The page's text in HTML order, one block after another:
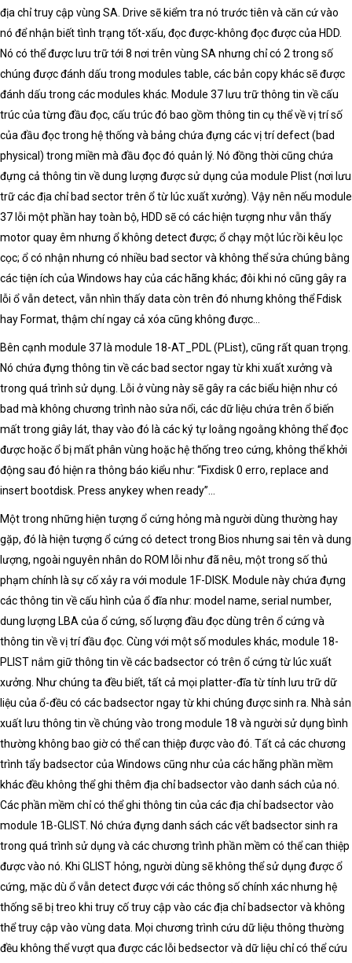
địa chỉ truy cập vùng SA. Drive sẽ kiểm tra nó trước tiên và căn cứ vào
nó để nhận biết tình trạng tốt-xấu, đọc được-không đọc được của HDD.
Nó có thể được lưu trữ tới 8 nơi trên vùng SA nhưng chỉ có 2 trong số
chúng được đánh dấu trong modules table, các bản copy khác sẽ được
đánh dấu trong các modules khác. Module 37 lưu trữ thông tin về cấu
trúc của từng đầu đọc, cấu trúc đó bao gồm thông tin cụ thể về vị trí số
của đầu đọc trong hệ thống và bảng chứa đựng các vị trí defect (bad
physical) trong miền mà đầu đọc đó quản lý. Nó đồng thời cũng chứa
đựng cả thông tin về dung lượng được sử dụng của module Plist (nơi lưu
trữ các địa chỉ bad sector trên ổ từ lúc xuất xưởng). Vậy nên nếu module
37 lỗi một phần hay toàn bộ, HDD sẽ có các hiện tượng như vẫn thấy
motor quay êm nhưng ổ không detect được; ổ chạy một lúc rồi kêu lọc
cọc; ổ có nhận nhưng có nhiều bad sector và không thể sửa chúng bằng
các tiện ích của Windows hay của các hãng khác; đôi khi nó cũng gây ra
lỗi ổ vẫn detect, vẫn nhìn thấy data còn trên đó nhưng không thể Fdisk
hay Format, thậm chí ngay cả xóa cũng không được…
Bên cạnh module 37 là module 18-AT_PDL (PList), cũng rất quan trọng.
Nó chứa đựng thông tin về các bad sector ngay từ khi xuất xưởng và
trong quá trình sử dụng. Lỗi ở vùng này sẽ gây ra các biểu hiện như có
bad mà không chương trình nào sửa nổi, các dữ liệu chứa trên ổ biến
mất trong giây lát, thay vào đó là các ký tự loằng ngoằng không thể đọc
được hoặc ổ bị mất phân vùng hoặc hệ thống treo cứng, không thể khởi
động sau đó hiện ra thông báo kiểu như: “Fixdisk 0 erro, replace and
insert bootdisk. Press anykey when ready”…
Một trong những hiện tượng ổ cứng hỏng mà người dùng thường hay
gặp, đó là hiện tượng ổ cứng có detect trong Bios nhưng sai tên và dung
lượng, ngoài nguyên nhân do ROM lỗi như đã nêu, một trong số thủ
phạm chính là sự cố xảy ra với module 1F-DISK. Module này chứa đựng
các thông tin về cấu hình của ổ đĩa như: model name, serial number,
dung lượng LBA của ổ cứng, số lượng đầu đọc dùng trên ổ cứng và
thông tin về vị trí đầu đọc. Cùng với một số modules khác, module 18-
PLIST nắm giữ thông tin về các badsector có trên ổ cứng từ lúc xuất
xưởng. Như chúng ta đều biết, tất cả mọi platter-đĩa từ tính lưu trữ dữ
liệu của ổ-đều có các badsector ngay từ khi chúng được sinh ra. Nhà sản
xuất lưu thông tin về chúng vào trong module 18 và người sử dụng bình
thường không bao giờ có thể can thiệp được vào đó. Tất cả các chương
trình tẩy badsector của Windows cũng như của các hãng phần mềm
khác đều không thể ghi thêm địa chỉ badsector vào danh sách của nó.
Các phần mềm chỉ có thể ghi thông tin của các địa chỉ badsector vào
module 1B-GLIST. Nó chứa đựng danh sách các vết badsector sinh ra
trong quá trình sử dụng và các chương trình phần mềm có thể can thiệp
được vào nó. Khi GLIST hỏng, người dùng sẽ không thể sử dụng được ổ
cứng, mặc dù ổ vẫn detect được với các thông số chính xác nhưng hệ
thống sẽ bị treo khi truy cố truy cập vào các địa chỉ badsector và không
thể truy cập vào vùng data. Mọi chương trình cứu dữ liệu thông thường
đều không thể vượt qua được các lỗi bedsector và dữ liệu chỉ có thể cứu